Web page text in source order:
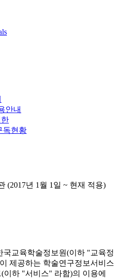
안내
독현황
(2017년 1월 1일 ~ 현재 적용)
국교육학술정보원(이하 "교육정
제공하는 학술연구정보서비스
이하 "서비스" 라함)의 이용에